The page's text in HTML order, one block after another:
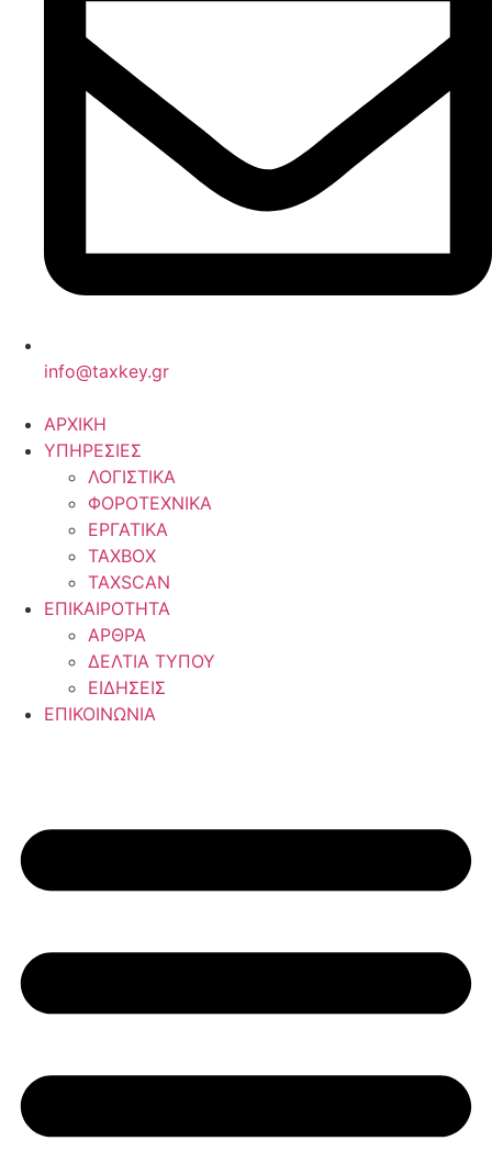
info@taxkey.gr
ΑΡΧΙΚΗ
ΥΠΗΡΕΣΙΕΣ
ΛΟΓΙΣΤΙΚΑ
ΦΟΡΟΤΕΧΝΙΚΑ
ΕΡΓΑΤΙΚΑ
TAXBOX
TAXSCAN
ΕΠΙΚΑΙΡΟΤΗΤΑ
ΑΡΘΡΑ
ΔΕΛΤΙΑ ΤΥΠΟΥ
ΕΙΔΗΣΕΙΣ
ΕΠΙΚΟΙΝΩΝΙΑ